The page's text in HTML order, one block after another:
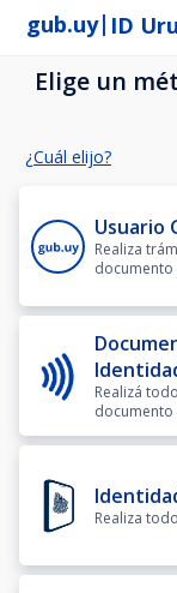
gub.uy| ID
Elige un
¿Cuál elijo?
Usuario
Realiza
documento
Realizá
documento
Realiza